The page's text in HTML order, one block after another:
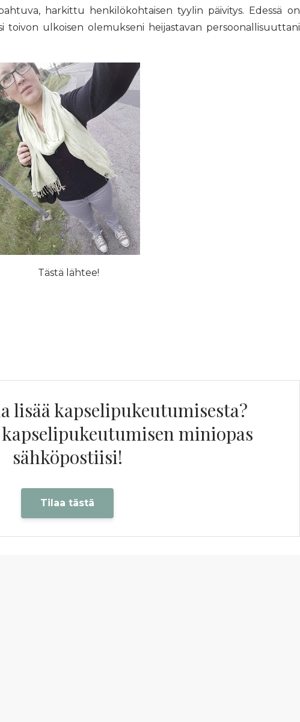
harkittu henkilökohtaisen tyylin päivitys. Edessä on
toivon ulkoisen olemukseni heijastavan persoonallisuuttani
Tästä lähtee!
lisää kapselipukeutumisesta?
miniopas
sähköpostiisi!
Tilaa tästä